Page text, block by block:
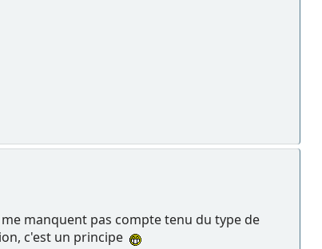
manquent pas compte tenu du type de
c'est un principe